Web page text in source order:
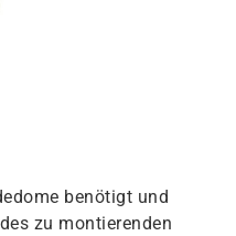
benötigt und
zu montierenden